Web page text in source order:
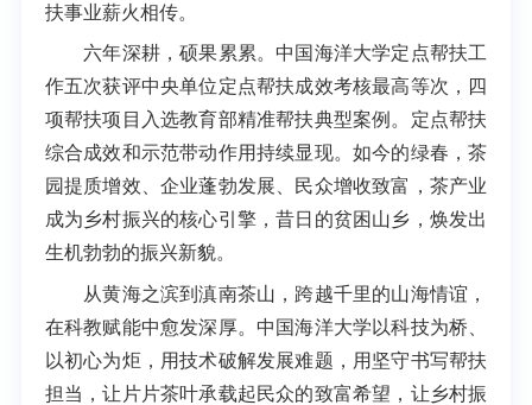
扶事业薪火相传。
六年深耕，硕果累累。中国海洋大学定点帮扶工
作五次获评中央单位定点帮扶成效考核最高等次，四
项帮扶项目入选教育部精准帮扶典型案例。定点帮扶
综合成效和示范带动作用持续显现。如今的绿春，茶
园提质增效、企业蓬勃发展、民众增收致富，茶产业
成为乡村振兴的核心引擎，昔日的贫困山乡，焕发出
生机勃勃的振兴新貌。
从黄海之滨到滇南茶山，跨越千里的山海情谊，
在科教赋能中愈发深厚。中国海洋大学以科技为桥、
以初心为炬，用技术破解发展难题，用坚守书写帮扶
担当，让片片茶叶承载起民众的致富希望，让乡村振